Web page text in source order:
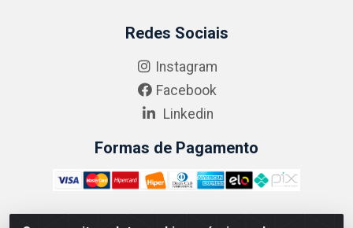
Redes Sociais
Instagram
Facebook
Linkedin
Formas de Pagamento